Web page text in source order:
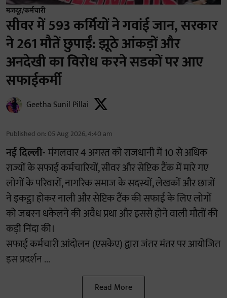
मजदूर/कर्मचारी
सीवर में 593 कर्मियों ने गवांई जान, सरकार
ने 261 मौतें छुपाईं: झूठे आंकड़ों और
अनदेखी का विरोध करने सडकों पर आए
सफाईकर्मी
Geetha Sunil Pillai
Published on: 05 Aug 2026, 4:40 am
नई दिल्ली-मंगलवार 4 अगस्त को राजधानी में 10 से अधिक
राज्यों के सफाई कर्मचारियों, सीवर और सेप्टिक टैंक में मारे गए
लोगों के परिवारों, नागरिक समाज के सदस्यों, लेखकों और छात्रों
ने इकट्ठा होकर नाली और सेप्टिक टैंक की सफाई के लिए लोगों
को जबरन धकेलने की अवैध प्रथा और इससे होने वाली मौतों की
कड़ी निंदा की।
सफाई कर्मचारी आंदोलन (एसकेए) द्वारा जंतर मंतर पर आयोजित
इस प्रदर्शन ...
Read More